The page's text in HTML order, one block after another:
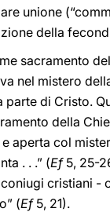
unione
della
sacramento
nel mistero
di Cristo.
della
aperta col
. . .” (Ef5, 25-
cristiani -
(Ef5, 21).